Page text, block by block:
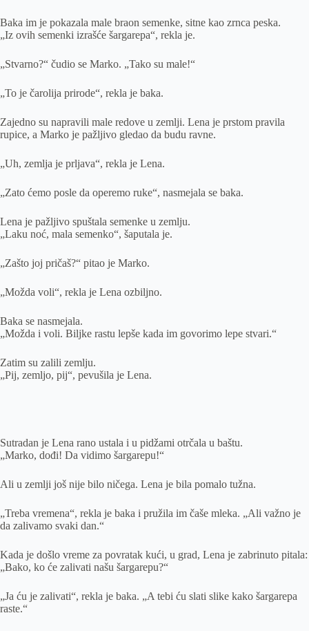
Baka im je pokazala male braon semenke, sitne kao zrnca peska.
„Iz ovih semenki izrašće šargarepa“, rekla je.
„Stvarno?“ čudio se Marko. „Tako su male!“
„To je čarolija prirode“, rekla je baka.
Zajedno su napravili male redove u zemlji. Lena je prstom pravila
rupice, a Marko je pažljivo gledao da budu ravne.
„Uh, zemlja je prljava“, rekla je Lena.
„Zato ćemo posle da operemo ruke“, nasmejala se baka.
Lena je pažljivo spuštala semenke u zemlju.
„Laku noć, mala semenko“, šaputala je.
„Zašto joj pričaš?“ pitao je Marko.
„Možda voli“, rekla je Lena ozbiljno.
Baka se nasmejala.
„Možda i voli. Biljke rastu lepše kada im govorimo lepe stvari.“
Zatim su zalili zemlju.
„Pij, zemljo, pij“, pevušila je Lena.
Sutradan je Lena rano ustala i u pidžami otrčala u baštu.
„Marko, dođi! Da vidimo šargarepu!“
Ali u zemlji još nije bilo ničega. Lena je bila pomalo tužna.
„Treba vremena“, rekla je baka i pružila im čaše mleka. „Ali važno je
da zalivamo svaki dan.“
Kada je došlo vreme za povratak kući, u grad, Lena je zabrinuto pitala:
„Bako, ko će zalivati našu šargarepu?“
„Ja ću je zalivati“, rekla je baka. „A tebi ću slati slike kako šargarepa
raste.“